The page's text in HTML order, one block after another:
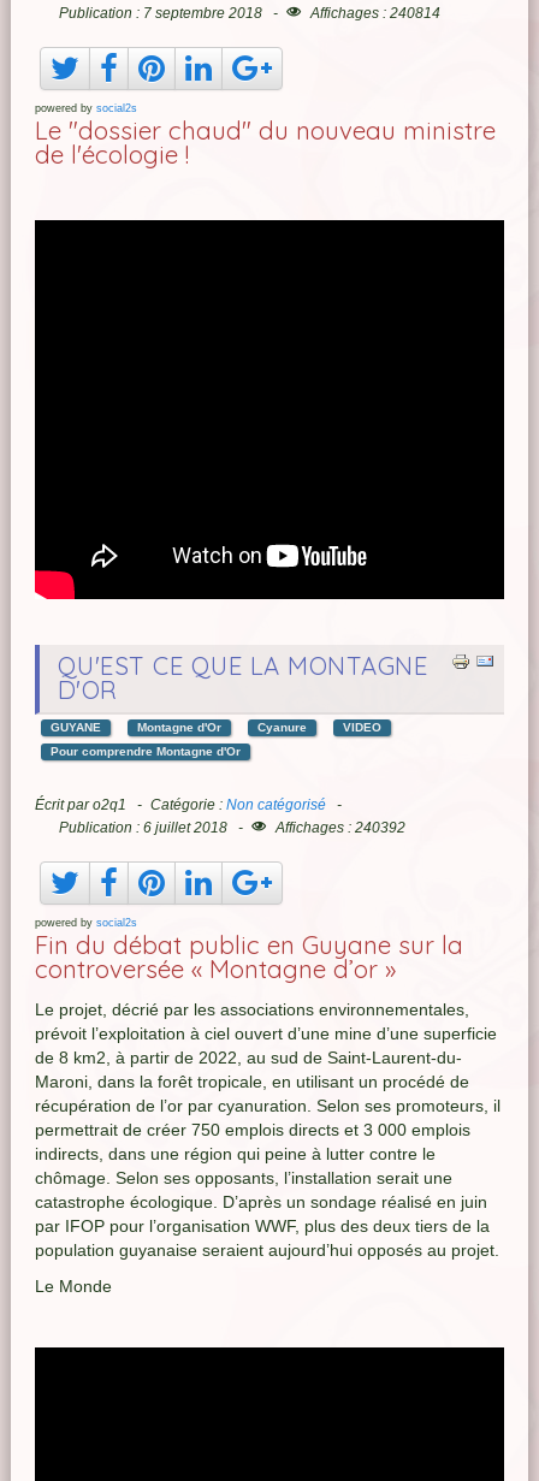
Publication : 7 septembre 2018
Affichages : 240814
powered by social2s
Le "dossier chaud" du nouveau ministre
de l'écologie !
QU'EST CE QUE LA MONTAGNE
D'OR
GUYANE Montagne d'Or Cyanure
VIDEO
Pour comprendre Montagne d'Or
Écrit paro2q1 Catégorie : Non catégorisé
Publication : 6 juillet 2018
Affichages : 240392
powered by social2s
Fin du débat public en Guyane sur la
controversée « Montagne d’or »
Le projet, décrié par les associations environnementales,
prévoit l’exploitation à ciel ouvert d’une mine d’une superficie
de 8 km2, à partir de 2022, au sud de Saint-Laurent-du-
Maroni, dans la forêt tropicale, en utilisant un procédé de
récupération de l’or par cyanuration. Selon ses promoteurs, il
permettrait de créer 750 emplois directs et 3 000 emplois
indirects, dans une région qui peine à lutter contre le
chômage. Selon ses opposants, l’installation serait une
catastrophe écologique. D’après un sondage réalisé en juin
par IFOP pour l’organisation WWF, plus des deux tiers de la
population guyanaise seraient aujourd’hui opposés au projet.
Le Monde